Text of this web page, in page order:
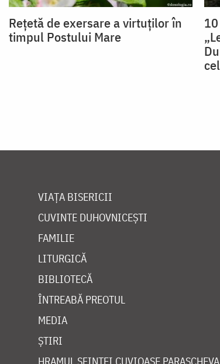
Rețetă de exersare a virtuților în
timpul Postului Mare
VIAȚA BISERICII
CUVINTE DUHOVNICEȘTI
FAMILIE
LITURGICĂ
BIBLIOTECĂ
ÎNTREABĂ PREOTUL
MEDIA
ȘTIRI